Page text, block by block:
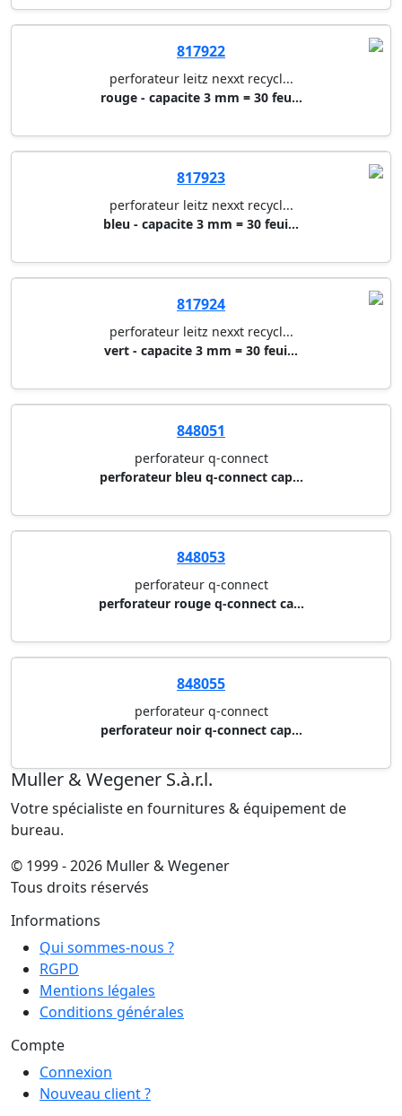
817922
perforateur leitz nexxt recycl...
rouge - capacite 3 mm = 30 feu...
817923
perforateur leitz nexxt recycl...
bleu - capacite 3 mm = 30 feui...
817924
perforateur leitz nexxt recycl...
vert - capacite 3 mm = 30 feui...
848051
perforateur q-connect
perforateur bleu q-connect cap...
848053
perforateur q-connect
perforateur rouge q-connect ca...
848055
perforateur q-connect
perforateur noir q-connect cap...
Muller & Wegener S.à.r.l.
Votre spécialiste en fournitures & équipement de
bureau.
© 1999 - 2026 Muller & Wegener
Tous droits réservés
Informations
Qui sommes-nous ?
RGPD
Mentions légales
Conditions générales
Compte
Connexion
Nouveau client ?